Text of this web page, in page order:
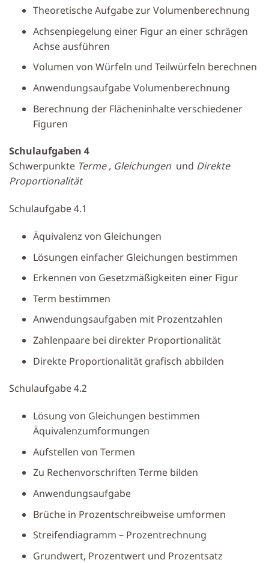
Theoretische Aufgabe zur Volumenberechnung
Achsenpiegelung einer Figur an einer schrägen
Achse ausführen
Volumen von Würfeln und Teilwürfeln berechnen
Anwendungsaufgabe Volumenberechnung
Berechnung der Flächeninhalte verschiedener
Figuren
Schulaufgaben 4
Schwerpunkte Terme , Gleichungen und Direkte
Proportionalität
Schulaufgabe 4.1
Äquivalenz von Gleichungen
Lösungen einfacher Gleichungen bestimmen
Erkennen von Gesetzmäßigkeiten einer Figur
Term bestimmen
Anwendungsaufgaben mit Prozentzahlen
Zahlenpaare bei direkter Proportionalität
Direkte Proportionalität grafisch abbilden
Schulaufgabe 4.2
Lösung von Gleichungen bestimmen
Äquivalenzumformungen
Aufstellen von Termen
Zu Rechenvorschriften Terme bilden
Anwendungsaufgabe
Brüche in Prozentschreibweise umformen
Streifendiagramm – Prozentrechnung
Grundwert, Prozentwert und Prozentsatz